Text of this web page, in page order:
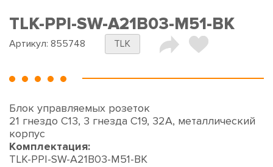
TLK-PPI-SW-A21B03-M51-BK
Артикул: 855748 TLK
Блок управляемых розеток
21 гнездо С13, 3 гнезда С19, 32A, металлический
корпус
Комплектация:
TLK-PPI-SW-A21B03-M51-BK